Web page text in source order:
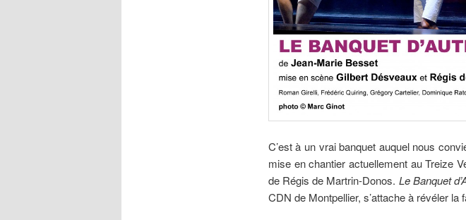
C’està un vrai banquet auquel nous
mise en chantier actuellement au Treize
de Régis de Martrin-Donos. Le Banquet
CDN de Montpellier, s’attache à révéler la